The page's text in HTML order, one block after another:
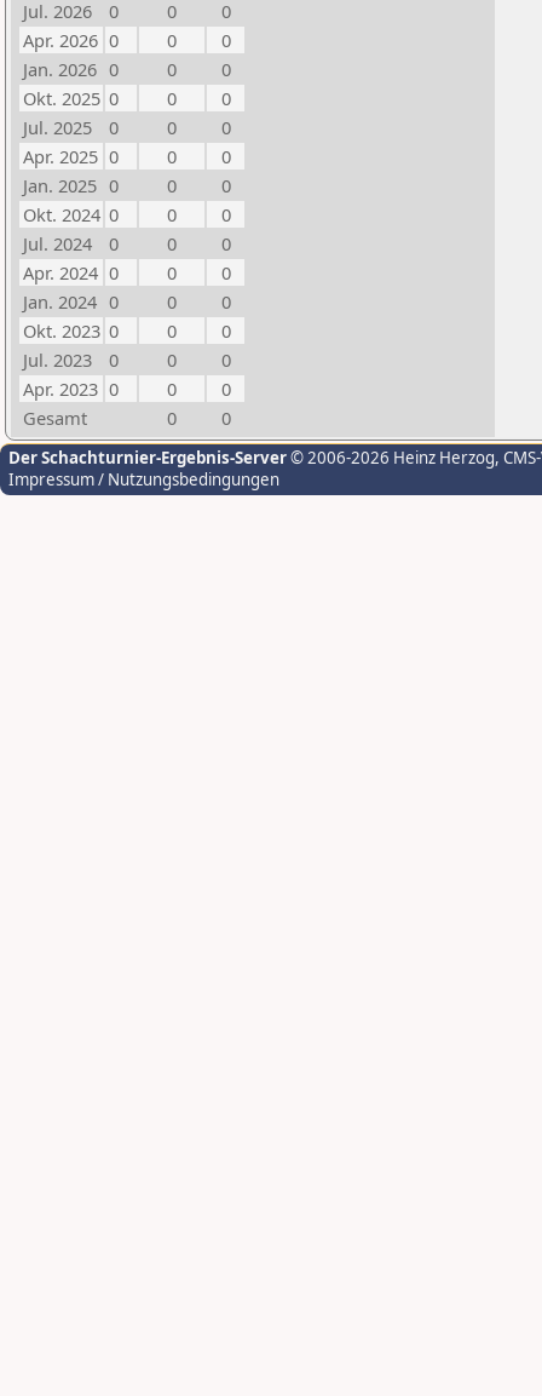
Jul. 2026
0 0
0
Apr. 2026 0 0
0
Jan. 2026 0 0
0
Okt. 2025 0 0
0
Jul. 2025
0 0
0
Apr. 2025 0 0
0
Jan. 2025 0 0
0
Okt. 2024 0 0
0
Jul. 2024
0 0
0
Apr. 2024 0 0
0
Jan. 2024 0 0
0
Okt. 2023 0 0
0
Jul. 2023
0 0
0
Apr. 2023 0 0
0
Gesamt
0 0
Der Schachturnier-Ergebnis-Server© 2006-2026 Heinz Herzog,
Impressum / Nutzungsbedingungen